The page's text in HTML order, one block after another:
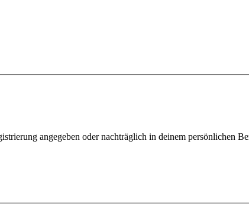
angegeben oder nachträglich in deinem persönlichen